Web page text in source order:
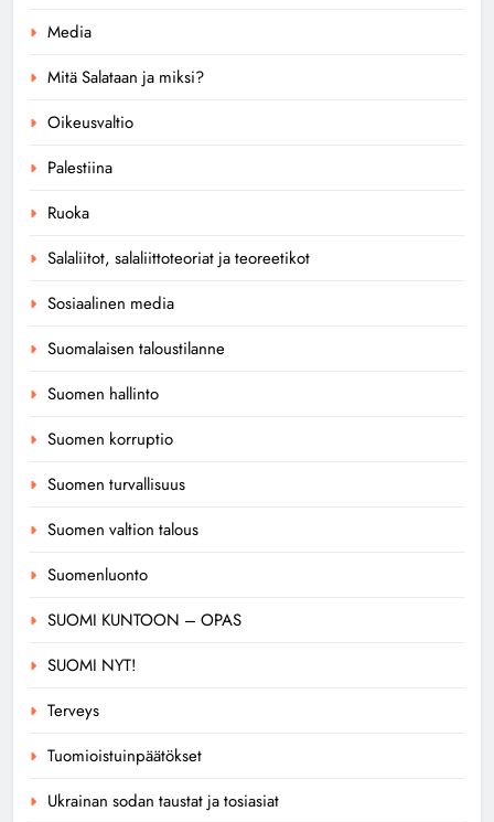
Media
Mitä Salataan ja miksi?
Oikeusvaltio
Palestiina
Ruoka
Salaliitot, salaliittoteoriat ja teoreetikot
Sosiaalinen media
Suomalaisen taloustilanne
Suomen hallinto
Suomen korruptio
Suomen turvallisuus
Suomen valtion talous
Suomenluonto
SUOMI KUNTOON – OPAS
SUOMI NYT!
Terveys
Tuomioistuinpäätökset
Ukrainan sodan taustat ja tosiasiat